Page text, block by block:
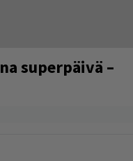
superpäivä –